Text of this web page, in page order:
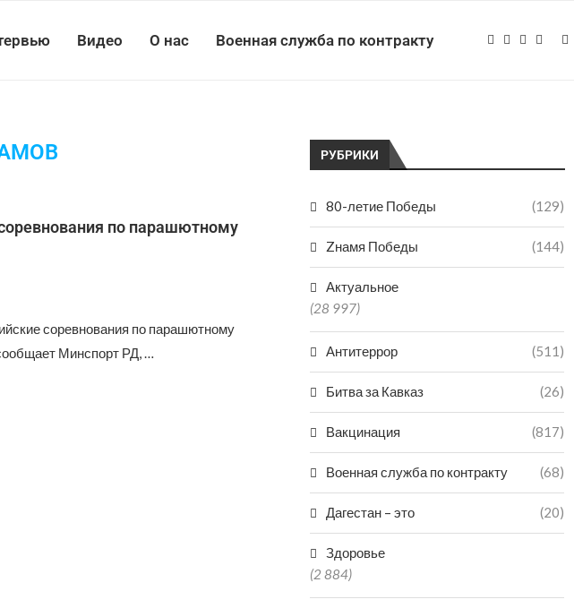
Видео О нас Военная служба по контракту
по парашютному
соревнования по парашютному
Минспорт РД, …
РУБРИКИ
80-летие Победы (129)
Zнамя Победы (144)
Актуальное
(28 997)
Антитеррор (511)
Битва за Кавказ (26)
Вакцинация (817)
Военная служба по контракту (68)
Дагестан – это (20)
Здоровье
(2 884)